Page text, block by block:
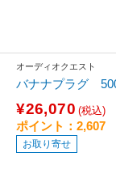
オーディオクエスト
バナナプラグ
¥26,070 (税込)
ポイント：2,607
お取り寄せ